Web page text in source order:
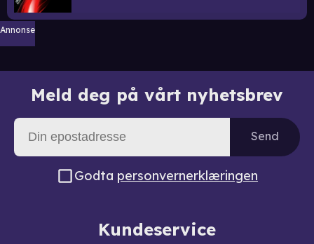
Annonse
Meld deg på vårt nyhetsbrev
Send
Godta personvernerklæringen
Kundeservice